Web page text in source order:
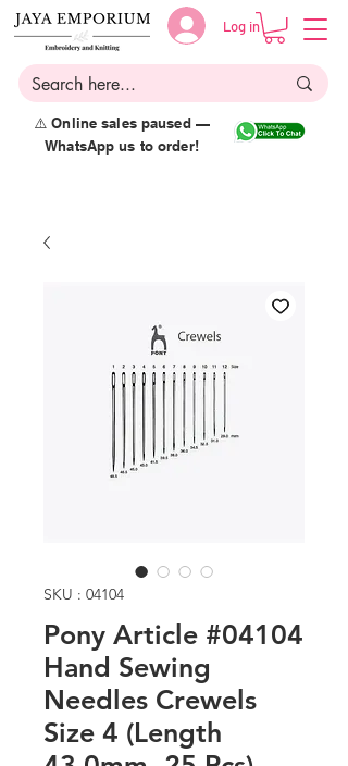
Log in
⚠️ Online sales paused —
WhatsApp us to order!
SKU : 04104
Pony Article #04104
Hand Sewing
Needles Crewels
Size 4 (Length